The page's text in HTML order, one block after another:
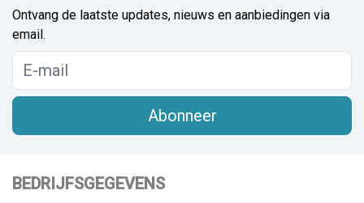
Ontvang de laatste updates, nieuws en aanbiedingen via
email.
Abonneer
BEDRIJFSGEGEVENS